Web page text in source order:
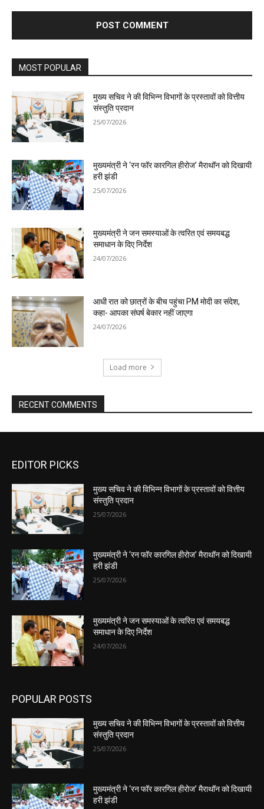
EDITOR PICKS
मुख्य सचिव ने की विभिन्न विभागों के प्रस्तावों को वित्तीय
संस्तुति प्रदान
25/07/2026
मुख्यमंत्री ने ‘रन फॉर कारगिल हीरोज’ मैराथॉन को दिखायी
हरी झंडी
25/07/2026
मुख्यमंत्री ने जन समस्याओं के त्वरित एवं समयबद्ध
समाधान के दिए निर्देश
24/07/2026
POPULAR POSTS
मुख्य सचिव ने की विभिन्न विभागों के प्रस्तावों को वित्तीय
संस्तुति प्रदान
25/07/2026
मुख्यमंत्री ने ‘रन फॉर कारगिल हीरोज’ मैराथॉन को दिखायी
हरी झंडी